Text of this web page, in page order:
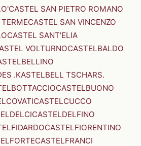
CASTEL SAN PIETRO ROMANO
CASTEL SAN VINCENZO
CASTEL SANT'ELIA
VOLTURNOCASTELBALDO
.KASTELBELL TSCHARS.
CASTELBUONO
CASTELCUCCO
CASTELDELFINO
CASTELFIORENTINO
CASTELFRANCI